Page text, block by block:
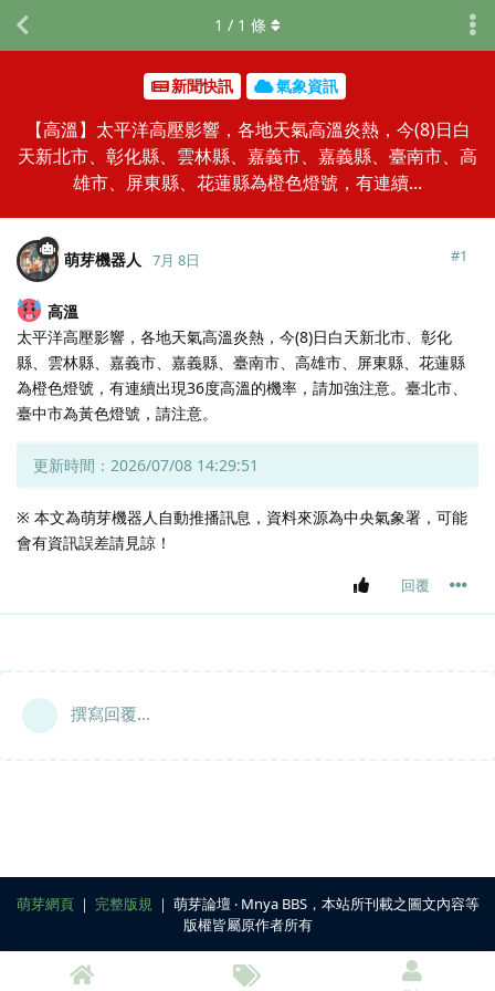
新聞快訊 氣象資訊
【高溫】太平洋高壓影響，各地天氣高溫炎熱，今(8)日白
天新北市、彰化縣、雲林縣、嘉義市、嘉義縣、臺南市、高
雄市、屏東縣、花蓮縣為橙色燈號，有連續...
1 / 1 條
萌芽機器人 7月 8日 #1
高溫
太平洋高壓影響，各地天氣高溫炎熱，今(8)日白天新北市、彰化
縣、雲林縣、嘉義市、嘉義縣、臺南市、高雄市、屏東縣、花蓮縣
為橙色燈號，有連續出現36度高溫的機率，請加強注意。臺北市、
臺中市為黃色燈號，請注意。
更新時間：2026/07/08 14:29:51
※ 本文為萌芽機器人自動推播訊息，資料來源為中央氣象署，可能
會有資訊誤差請見諒！
回覆
撰寫回覆...
萌芽網頁｜ 完整版規 ｜ 萌芽論壇 ‧ Mnya BBS，本站所刊載之圖文內容等
版權皆屬原作者所有